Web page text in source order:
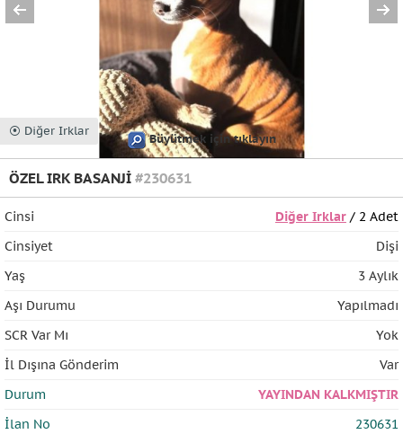
⦿ Diğer Irklar
Büyütmek için tıklayın
ÖZEL IRK BASANJİ #230631
Cinsi Diğer Irklar/ 2 Adet
Cinsiyet
Dişi
Yaş
3 Aylık
Aşı Durumu
Yapılmadı
SCR Var Mı
Yok
İl Dışına Gönderim
Var
Durum
YAYINDAN KALKMIŞTIR
İlan No
230631